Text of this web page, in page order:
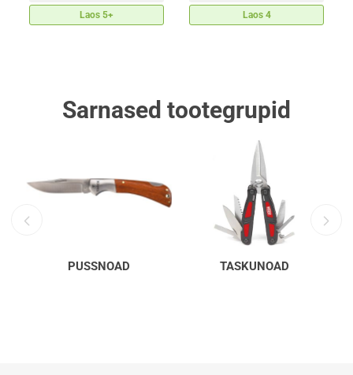
Laos 5+ Laos 4
Sarnased tootegrupid
PUSSNOAD TASKUNOAD